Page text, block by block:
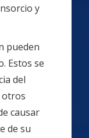
y
pueden
Estos se
del
otros
causar
de su